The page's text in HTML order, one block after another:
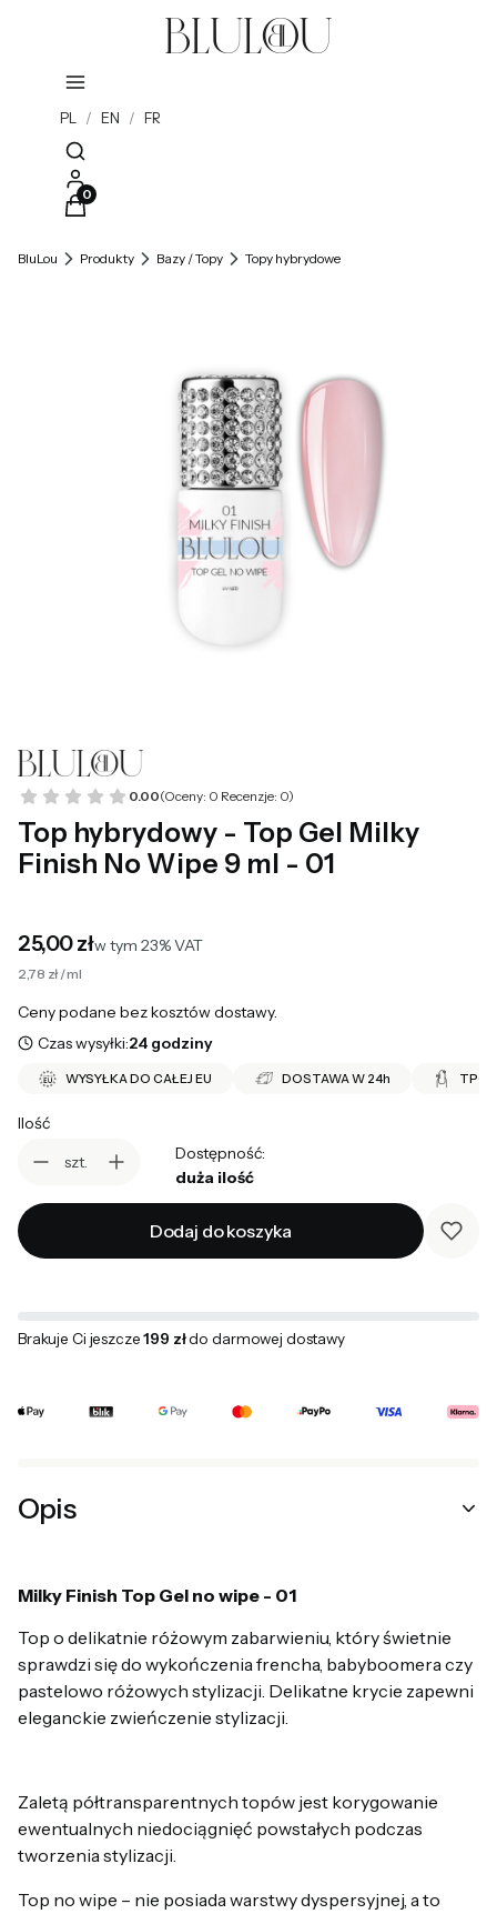
PL / EN / FR
Otwórz wyszukiwarkę
Produkty w koszyku: 0. Zobacz szczegóły
BluLou Produkty Bazy / Topy Topy hybrydowe
0.00(Oceny: 0 Recenzje: 0)
Top hybrydowy - Top Gel Milky
Finish No Wipe 9 ml - 01
Cena
25,00 złw tym 23% VAT
w tym 23%VAT
2,78 zł / ml
Ceny podane bez kosztów dostawy.
Czas wysyłki:24 godziny
WYSYŁKA DO CAŁEJ EU DOSTAWA W 24h TPO
Ilość
szt.
Dostępność:
duża ilość
Dodaj do koszyka
Brakuje Ci jeszcze199 złdo darmowej dostawy
Opis
Milky Finish Top Gel no wipe - 01
Top o delikatnie różowym zabarwieniu, który świetnie
sprawdzi się do wykończenia frencha, babyboomera czy
pastelowo różowych stylizacji. Delikatne krycie zapewni
eleganckie zwieńczenie stylizacji.
Zaletą półtransparentnych topów jest korygowanie
ewentualnych niedociągnięć powstałych podczas
tworzenia stylizacji.
Top no wipe – nie posiada warstwy dyspersyjnej, a to